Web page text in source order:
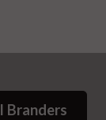
Branders